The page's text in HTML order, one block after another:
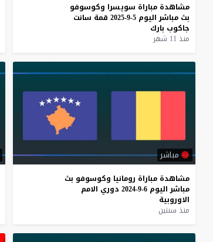
مشاهدة مباراة سويسرا وكوسوفو
بث مباشر اليوم 5-9-2025 قمة سانت
جاكوب بارك
منذ 11 شهر
مباشر
مشاهدة مباراة رومانيا وكوسوفو بث
مباشر اليوم 6-9-2024 دوري الامم
الاوروبية
منذ سنتين